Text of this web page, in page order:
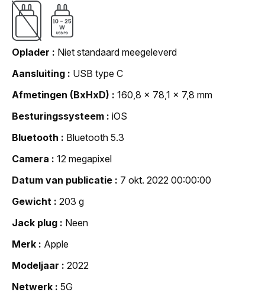
Oplader
Niet standaard meegeleverd
Aansluiting
USB type C
Afmetingen (BxHxD)
160,8 x 78,1 x 7,8 mm
Besturingssysteem
iOS
Bluetooth
Bluetooth 5.3
Camera
12 megapixel
Datum van publicatie
7 okt. 2022 00:00:00
Gewicht
203 g
Jack plug
Neen
Merk
Apple
Modeljaar
2022
Netwerk
5G